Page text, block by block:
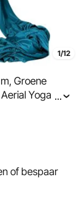
1/12
Groene
Yoga
1000 kg,
...
of bespaar